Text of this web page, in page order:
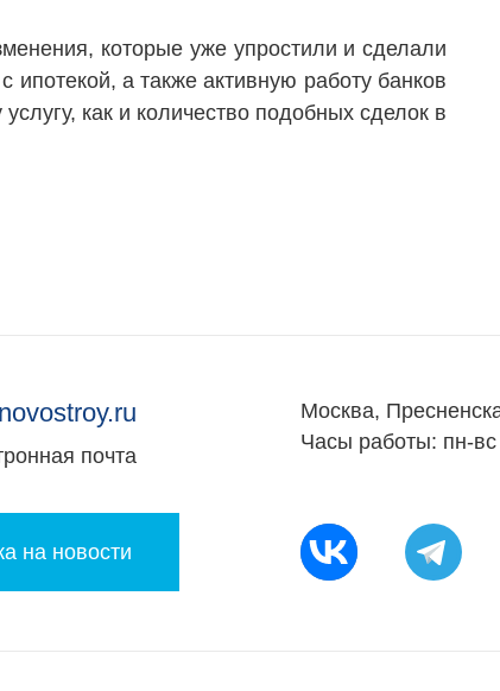
которые уже упростили и сделали
а также активную работу банков
как и количество подобных сделок в
почта
на новости
Москва,
Часы работы: пн-